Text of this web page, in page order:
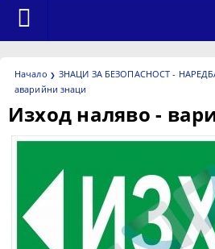
Начало ЗНАЦИ ЗА БЕЗОПАСНОСТ -
аварийни знаци
Изход наляво -